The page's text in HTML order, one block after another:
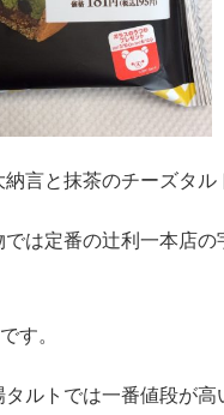
言と抹茶のチーズタル
では定番の辻利一本店の
です。
ルトでは一番値段が高